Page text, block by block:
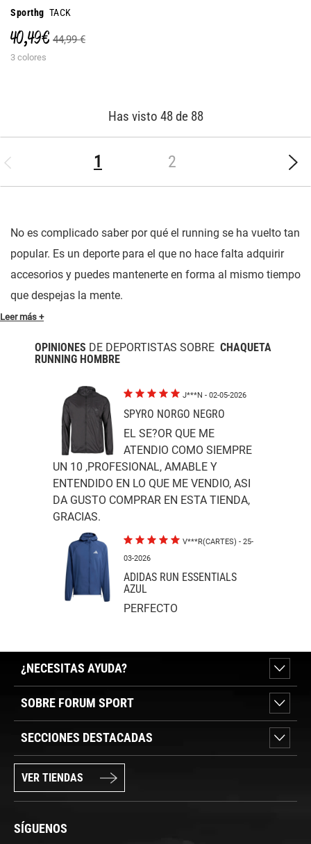
Sporthg TACK
40,49 € 44,99 €
3 colores
Has visto 48 de 88
1 2
No es complicado saber por qué el running se ha vuelto tan
popular. Es un deporte para el que no hace falta adquirir
accesorios y puedes mantenerte en forma al mismo tiempo
que despejas la mente.
Leer más +
OPINIONES DE DEPORTISTAS SOBRE CHAQUETA
RUNNING HOMBRE
J***N - 02-05-2026
SPYRO NORGO NEGRO
EL SE?OR QUE ME
ATENDIO COMO SIEMPRE
UN 10 ,PROFESIONAL, AMABLE Y
ENTENDIDO EN LO QUE ME VENDIO, ASI
DA GUSTO COMPRAR EN ESTA TIENDA,
GRACIAS.
V***R(CARTES) - 25-
03-2026
ADIDAS RUN ESSENTIALS
AZUL
PERFECTO
¿NECESITAS AYUDA?
SOBRE FORUM SPORT
SECCIONES DESTACADAS
VER TIENDAS
SÍGUENOS